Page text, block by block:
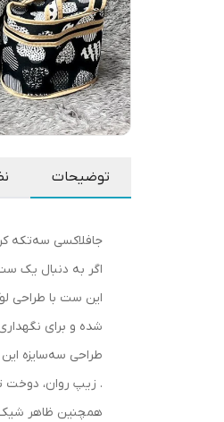
توضیحات
جافلاکسی سه‌تکه
اگر به دنبال یک
این ست با طراحی
شده و برای
طراحی سه‌سایزه
. زیپ روان، دوخت
همچنین ظاهر شیک